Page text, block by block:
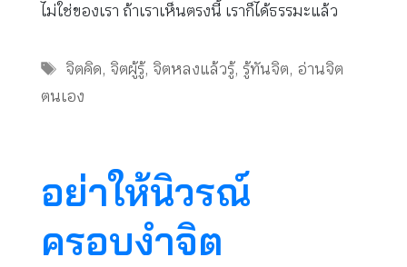
ไม่ใช่ของเรา ถ้าเราเห็นตรงนี้ เราก็ได้ธรรมะแล้ว
Tags
จิตคิด, จิตผู้รู้, จิตหลงแล้วรู้, รู้ทันจิต, อ่านจิต
ตนเอง
อย่าให้นิวรณ์
ครอบงำจิต